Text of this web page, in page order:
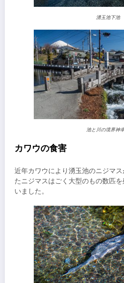
湧玉池下池
池と川の境界神
カワウの食害
近年カワウにより湧玉池のニジマ
たニジマスはごく大型のもの数匹
いました。